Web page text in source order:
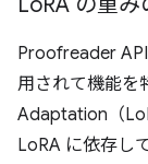
Proofreader
用されて機能を
Adaptation（
LoRA に依存し